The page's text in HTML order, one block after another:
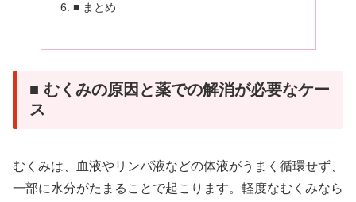
■ まとめ
■ むくみの原因と薬での解消が必要なケー
ス
むくみは、血液やリンパ液などの体液がうまく循環せず、
一部に水分がたまることで起こります。軽度なむくみなら